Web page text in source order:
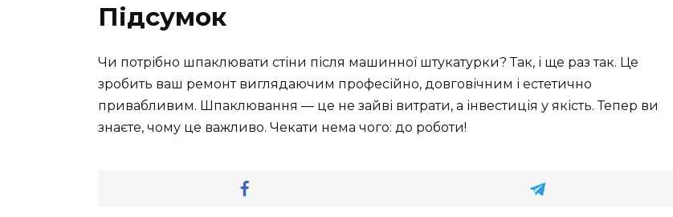
Підсумок
Чи потрібно шпаклювати стіни після машинної штукатурки? Так, і ще раз так. Це
зробить ваш ремонт виглядаючим професійно, довговічним і естетично
привабливим. Шпаклювання — це не зайві витрати, а інвестиція у якість. Тепер ви
знаєте, чому це важливо. Чекати нема чого: до роботи!